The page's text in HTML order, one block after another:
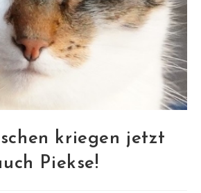
kriegen jetzt
Piekse!